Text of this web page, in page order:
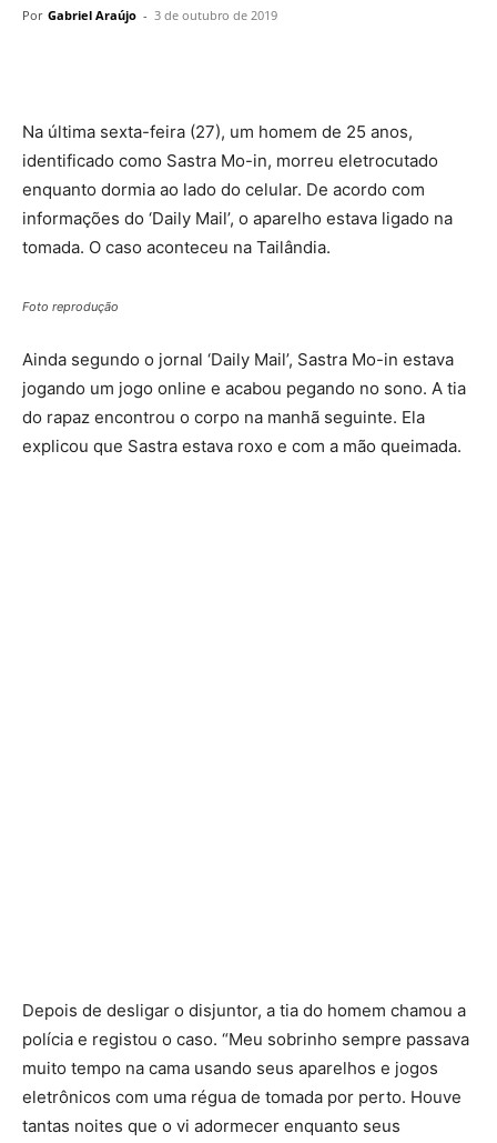
Por Gabriel Araújo - 3 de outubro de 2019
Na última sexta-feira (27), um homem de 25 anos,
identificado como Sastra Mo-in, morreu eletrocutado
enquanto dormia ao lado do celular. De acordo com
informações do ‘Daily Mail’, o aparelho estava ligado na
tomada. O caso aconteceu na Tailândia.
Foto reprodução
Ainda segundo o jornal ‘Daily Mail’, Sastra Mo-in estava
jogando um jogo online e acabou pegando no sono. A tia
do rapaz encontrou o corpo na manhã seguinte. Ela
explicou que Sastra estava roxo e com a mão queimada.
Depois de desligar o disjuntor, a tia do homem chamou a
polícia e registou o caso. “Meu sobrinho sempre passava
muito tempo na cama usando seus aparelhos e jogos
eletrônicos com uma régua de tomada por perto. Houve
tantas noites que o vi adormecer enquanto seus